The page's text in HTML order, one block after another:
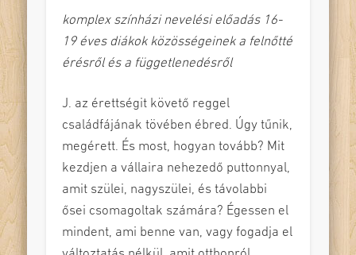
komplex színházi nevelési előadás 16-
19 éves diákok közösségeinek a felnőtté
érésről és a függetlenedésről
J. az érettségit követő reggel
családfájának tövében ébred. Úgy tűnik,
megérett. És most, hogyan tovább? Mit
kezdjen a vállaira nehezedő puttonnyal,
amit szülei, nagyszülei, és távolabbi
ősei csomagoltak számára? Égessen el
mindent, ami benne van, vagy fogadja el